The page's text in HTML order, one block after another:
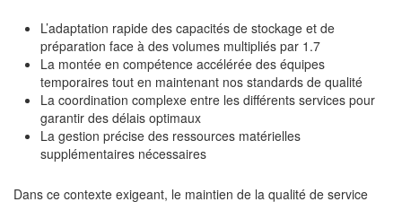
L’adaptation rapide des capacités de stockage et de
préparation face à des volumes multipliés par 1.7
La montée en compétence accélérée des équipes
temporaires tout en maintenant nos standards de qualité
La coordination complexe entre les différents services pour
garantir des délais optimaux
La gestion précise des ressources matérielles
supplémentaires nécessaires
Dans ce contexte exigeant, le maintien de la qualité de service